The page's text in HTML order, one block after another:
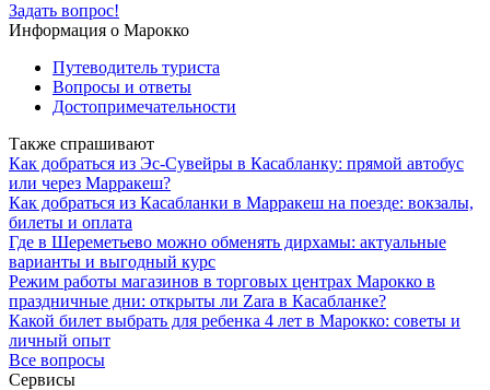
Задать вопрос!
Информация о Марокко
Путеводитель туриста
Вопросы и ответы
Достопримечательности
Также спрашивают
Как добраться из Эс-Сувейры в Касабланку: прямой автобус
или через Марракеш?
Как добраться из Касабланки в Марракеш на поезде: вокзалы,
билеты и оплата
Где в Шереметьево можно обменять дирхамы: актуальные
варианты и выгодный курс
Режим работы магазинов в торговых центрах Марокко в
праздничные дни: открыты ли Zara в Касабланке?
Какой билет выбрать для ребенка 4 лет в Марокко: советы и
личный опыт
Все вопросы
Сервисы